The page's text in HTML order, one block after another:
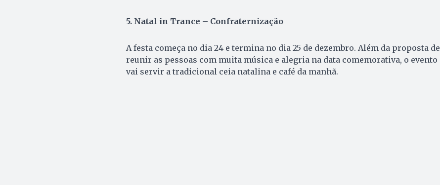
5. Natal in Trance – Confraternização
A festa começa no dia 24 e termina no dia 25 de dezembro. Além da proposta de
reunir as pessoas com muita música e alegria na data comemorativa, o evento
vai servir a tradicional ceia natalina e café da manhã.